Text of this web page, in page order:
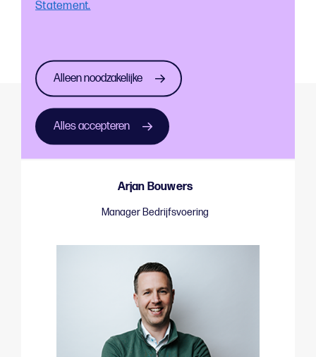
Statement.
Alleen noodzakelijke
Alles accepteren
Input voor
Meer weten? Neem contact met
ons op!
Arjan Bouwers
Manager Bedrijfsvoering